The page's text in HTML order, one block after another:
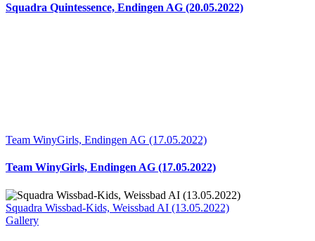
Squadra Quintessence, Endingen AG (20.05.2022)
Team WinyGirls, Endingen AG (17.05.2022)
Team WinyGirls, Endingen AG (17.05.2022)
Squadra Wissbad-Kids, Weissbad AI (13.05.2022)
Gallery